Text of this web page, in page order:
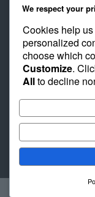
NEUESTES
Übersee Quartier
Upside Berlin
We respect your
Cookies help
personalized
choose which
Customize.
Allto decline